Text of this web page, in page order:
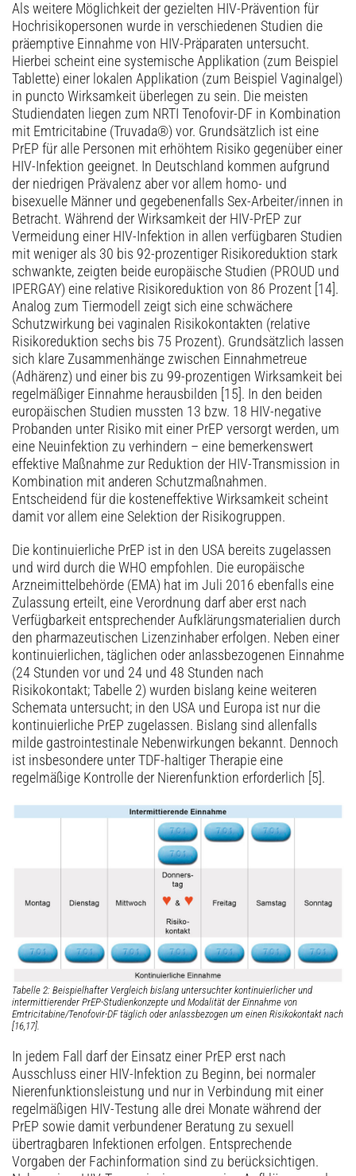
Als weitere Möglichkeit der gezielten HIV-Prävention für
Hochrisikopersonen wurde in verschiedenen Studien die
präemptive Einnahme von HIV-Präparaten untersucht.
Hierbei scheint eine systemische Applikation (zum Beispiel
Tablette) einer lokalen Applikation (zum Beispiel Vaginalgel)
in puncto Wirksamkeit überlegen zu sein. Die meisten
Studiendaten liegen zum NRTI Tenofovir-DF in Kombination
mit Emtricitabine (Truvada®) vor. Grundsätzlich ist eine
PrEP für alle Personen mit erhöhtem Risiko gegenüber einer
HIV-Infektion geeignet. In Deutschland kommen aufgrund
der niedrigen Prävalenz aber vor allem homo- und
bisexuelle Männer und gegebenenfalls Sex-Arbeiter/innen in
Betracht. Während der Wirksamkeit der HIV-PrEP zur
Vermeidung einer HIV-Infektion in allen verfügbaren Studien
mit weniger als 30 bis 92-prozentiger Risikoreduktion stark
schwankte, zeigten beide europäische Studien (PROUD und
IPERGAY) eine relative Risikoreduktion von 86 Prozent [14].
Analog zum Tiermodell zeigt sich eine schwächere
Schutzwirkung bei vaginalen Risikokontakten (relative
Risikoreduktion sechs bis 75 Prozent). Grundsätzlich lassen
sich klare Zusammenhänge zwischen Einnahmetreue
(Adhärenz) und einer bis zu 99-prozentigen Wirksamkeit bei
regelmäßiger Einnahme herausbilden [15]. In den beiden
europäischen Studien mussten 13 bzw. 18 HIV-negative
Probanden unter Risiko mit einer PrEP versorgt werden, um
eine Neuinfektion zu verhindern – eine bemerkenswert
effektive Maßnahme zur Reduktion der HIV-Transmission in
Kombination mit anderen Schutzmaßnahmen.
Entscheidend für die kosteneffektive Wirksamkeit scheint
damit vor allem eine Selektion der Risikogruppen.
Die kontinuierliche PrEP ist in den USA bereits zugelassen
und wird durch die WHO empfohlen. Die europäische
Arzneimittelbehörde (EMA) hat im Juli 2016 ebenfalls eine
Zulassung erteilt, eine Verordnung darf aber erst nach
Verfügbarkeit entsprechender Aufklärungsmaterialien durch
den pharmazeutischen Lizenzinhaber erfolgen. Neben einer
kontinuierlichen, täglichen oder anlassbezogenen Einnahme
(24 Stunden vor und 24 und 48 Stunden nach
Risikokontakt; Tabelle 2) wurden bislang keine weiteren
Schemata untersucht; in den USA und Europa ist nur die
kontinuierliche PrEP zugelassen. Bislang sind allenfalls
milde gastrointestinale Nebenwirkungen bekannt. Dennoch
ist insbesondere unter TDF-haltiger Therapie eine
regelmäßige Kontrolle der Nierenfunktion erforderlich [5].
Tabelle 2: Beispielhafter Vergleich bislang untersuchter kontinuierlicher und
intermittierender PrEP-Studienkonzepte und Modalität der Einnahme von
Emtricitabine/Tenofovir-DF täglich oder anlassbezogen um einen Risikokontakt nach
[16,17].
In jedem Fall darf der Einsatz einer PrEP erst nach
Ausschluss einer HIV-Infektion zu Beginn, bei normaler
Nierenfunktionsleistung und nur in Verbindung mit einer
regelmäßigen HIV-Testung alle drei Monate während der
PrEP sowie damit verbundener Beratung zu sexuell
übertragbaren Infektionen erfolgen. Entsprechende
Vorgaben der Fachinformation sind zu berücksichtigen.